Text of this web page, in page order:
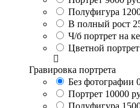
Полуфигура
В полный рост
Ч/б портрет на
Цветной
Гравировка портрета
Без фотографии
Портрет 10000
Полуфигура